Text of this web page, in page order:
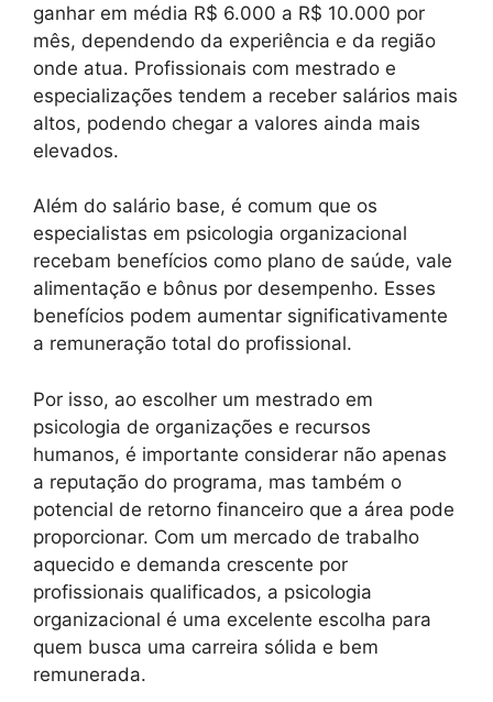
ganhar em média R$ 6.000 a R$ 10.000 por
mês, dependendo da experiência e da região
onde atua. Profissionais com mestrado e
especializações tendem a receber salários mais
altos, podendo chegar a valores ainda mais
elevados.
Além do salário base, é comum que os
especialistas em psicologia organizacional
recebam benefícios como plano de saúde, vale
alimentação e bônus por desempenho. Esses
benefícios podem aumentar significativamente
a remuneração total do profissional.
Por isso, ao escolher um mestrado em
psicologia de organizações e recursos
humanos, é importante considerar não apenas
a reputação do programa, mas também o
potencial de retorno financeiro que a área pode
proporcionar. Com um mercado de trabalho
aquecido e demanda crescente por
profissionais qualificados, a psicologia
organizacional é uma excelente escolha para
quem busca uma carreira sólida e bem
remunerada.